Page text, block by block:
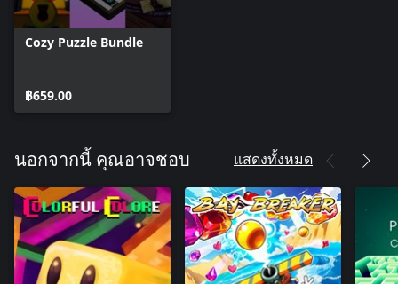
Cozy Puzzle Bundle
฿659.00
นอกจากนี้ คุณอาจชอบ แสดงทั้งหมด